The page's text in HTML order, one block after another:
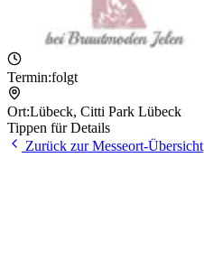
Termin:folgt
Ort:Lübeck, Citti Park Lübeck
Tippen für Details
Zurück zur Messeort-Übersicht